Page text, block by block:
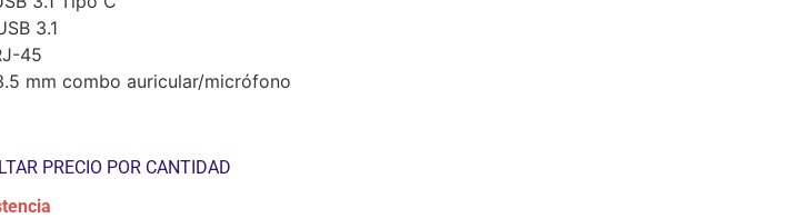
3.1
45
mm combo auricular/micrófono
PRECIO POR CANTIDAD